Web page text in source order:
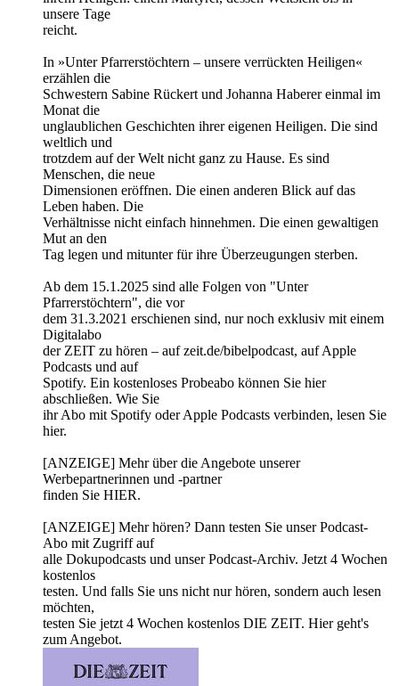
unsere Tage
reicht.
In »Unter Pfarrerstöchtern – unsere verrückten Heiligen«
erzählen die
Schwestern Sabine Rückert und Johanna Haberer einmal im
Monat die
unglaublichen Geschichten ihrer eigenen Heiligen. Die sind
weltlich und
trotzdem auf der Welt nicht ganz zu Hause. Es sind
Menschen, die neue
Dimensionen eröffnen. Die einen anderen Blick auf das
Leben haben. Die
Verhältnisse nicht einfach hinnehmen. Die einen gewaltigen
Mut an den
Tag legen und mitunter für ihre Überzeugungen sterben.
Ab dem 15.1.2025 sind alle Folgen von "Unter
Pfarrerstöchtern", die vor
dem 31.3.2021 erschienen sind, nur noch exklusiv mit einem
Digitalabo
der ZEIT zu hören – auf zeit.de/bibelpodcast, auf Apple
Podcasts und auf
Spotify. Ein kostenloses Probeabo können Sie hier
abschließen. Wie Sie
ihr Abo mit Spotify oder Apple Podcasts verbinden, lesen Sie
hier.
[ANZEIGE] Mehr über die Angebote unserer
Werbepartnerinnen und -partner
finden Sie HIER.
[ANZEIGE] Mehr hören? Dann testen Sie unser Podcast-
Abo mit Zugriff auf
alle Dokupodcasts und unser Podcast-Archiv. Jetzt 4 Wochen
kostenlos
testen. Und falls Sie uns nicht nur hören, sondern auch lesen
möchten,
testen Sie jetzt 4 Wochen kostenlos DIE ZEIT. Hier geht's
zum Angebot.